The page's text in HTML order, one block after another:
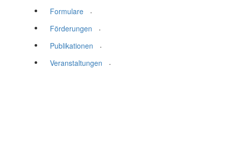
Formulare
.
Förderungen
.
Publikationen
.
Veranstaltungen
.